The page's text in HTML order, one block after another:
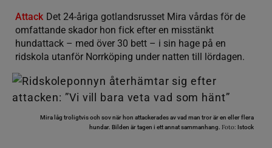
Attack Det 24-åriga gotlandsrusset Mira vårdas för de
omfattande skador hon fick efter en misstänkt
hundattack – med över 30 bett – i sin hage på en
ridskola utanför Norrköping under natten till lördagen.
Mira låg troligtvis och sov när hon attackerades av vad man tror är en eller flera
hundar. Bilden är tagen i ett annat sammanhang. Foto: Istock